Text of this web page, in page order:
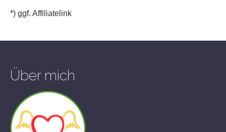
*) ggf. Affiliatelink
Über mich